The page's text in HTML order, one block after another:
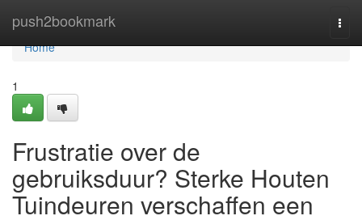
push2bookmark
Home
Home
1
Frustratie over de
gebruiksduur? Sterke Houten
Tuindeuren verschaffen een